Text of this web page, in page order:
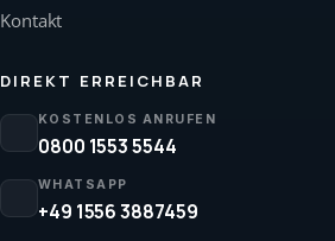
Kontakt
DIREKT ERREICHBAR
KOSTENLOS ANRUFEN
0800 1553 5544
WHATSAPP
+49 1556 3887459